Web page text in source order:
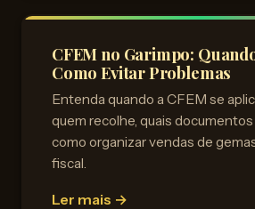
CFEM no Garimpo:
Como Evitar Problemas
Entenda quando a CFEM se
quem recolhe, quais documentos
como organizar vendas de
fiscal.
Ler mais →